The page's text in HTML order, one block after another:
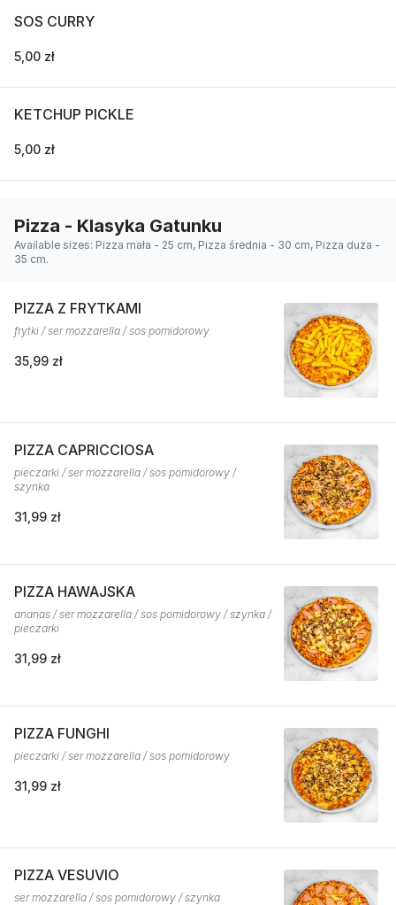
SOS CURRY
5,00 zł
KETCHUP PICKLE
5,00 zł
Pizza - Klasyka Gatunku
Available sizes: Pizza mała - 25 cm, Pizza średnia - 30 cm, Pizza duża -
35 cm.
PIZZA Z FRYTKAMI
frytki / ser mozzarella / sos pomidorowy
35,99 zł
PIZZA CAPRICCIOSA
pieczarki / ser mozzarella / sos pomidorowy /
szynka
31,99 zł
PIZZA HAWAJSKA
ananas / ser mozzarella / sos pomidorowy / szynka /
pieczarki
31,99 zł
PIZZA FUNGHI
pieczarki / ser mozzarella / sos pomidorowy
31,99 zł
PIZZA VESUVIO
ser mozzarella / sos pomidorowy / szynka